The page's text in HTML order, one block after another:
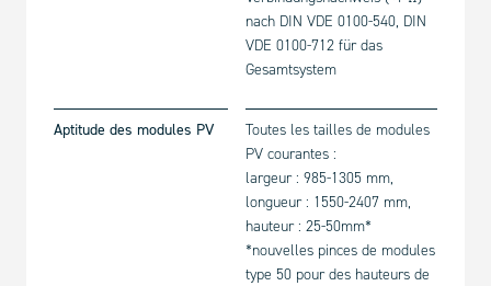
nach DIN VDE 0100-540, DIN
VDE 0100-712 für das
Gesamtsystem
Aptitude des modules PV
Toutes les tailles de modules
PV courantes :
largeur : 985-1305 mm,
longueur : 1550-2407 mm,
hauteur : 25-50mm*
*nouvelles pinces de modules
type 50 pour des hauteurs de